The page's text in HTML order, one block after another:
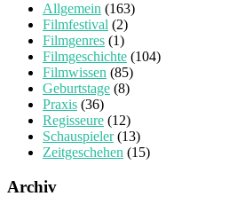
Allgemein (163)
Filmfestival (2)
Filmgenres (1)
Filmgeschichte (104)
Filmwissen (85)
Geburtstage (8)
Praxis (36)
Regisseure (12)
Schauspieler(13)
Zeitgeschehen (15)
Archiv